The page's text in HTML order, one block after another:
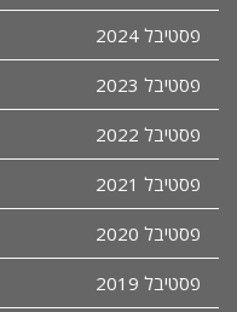
פסטיבל 2024
פסטיבל 2023
פסטיבל 2022
פסטיבל 2021
פסטיבל 2020
פסטיבל 2019